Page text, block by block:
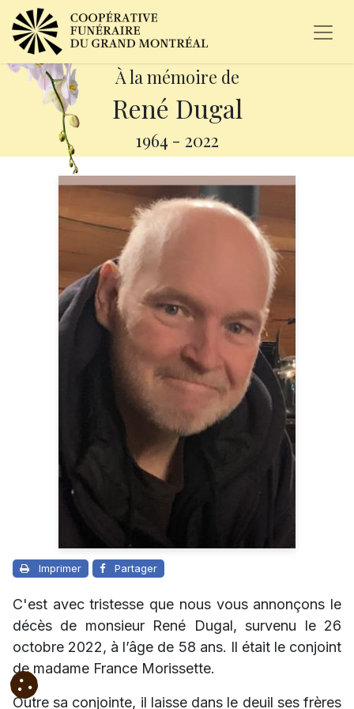
À la mémoire de
René Dugal
1964 - 2022
Imprimer Partager
C'est avec tristesse que nous vous annonçons le
décès de monsieur René Dugal, survenu le 26
octobre 2022, à l’âge de 58 ans. Il était le conjoint
de madame France Morissette.
Outre sa conjointe, il laisse dans le deuil ses frères